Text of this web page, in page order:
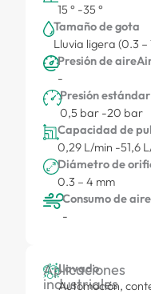
15 ° -35 °
Tamaño de gota
Lluvia ligera (0.3 –
Presión de
-
Presión estándar
0,5 bar -20 bar
Capacidad de
0,29 L/min -51,6
Diámetro de
0.3 – 4 mm
Consumo de aire
-
Aplicaciones
industriales
Lavado
Automoción,